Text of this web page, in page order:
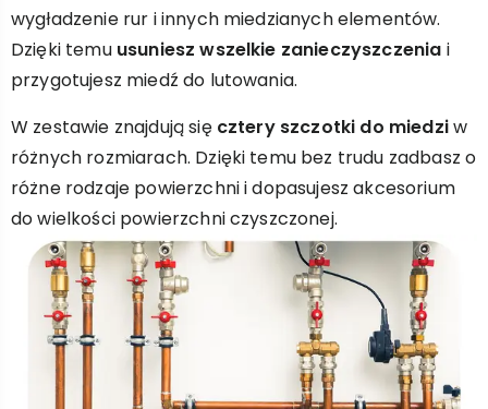
wygładzenie rur i innych miedzianych elementów.
Dzięki temu usuniesz wszelkie zanieczyszczenia i
przygotujesz miedź do lutowania.
W zestawie znajdują się cztery szczotki do miedziw
różnych rozmiarach. Dzięki temu bez trudu zadbasz o
różne rodzaje powierzchni i dopasujesz akcesorium
do wielkości powierzchni czyszczonej.